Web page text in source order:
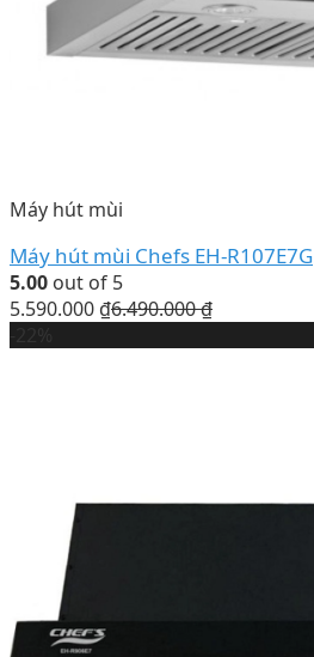
Máy hút mùi
Máy hút mùi Chefs EH-R107E7G
5.00 out of 5
5.590.000 ₫6.490.000₫